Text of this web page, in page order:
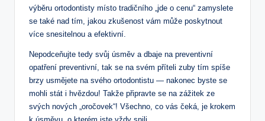
výběru ortodontisty místo tradičního „jde o cenu“ zamyslete
se také nad tím, jakou zkušenost vám může poskytnout
více snesitelnou a efektivní.
Nepodceňujte tedy svůj úsměv a dbaje na preventivní
opatření preventivní, tak se na svém příteli zuby tím spíše
brzy usmějete na svého ortodontistu — nakonec byste se
mohli stát i hvězdou! Takže připravte se na zážitek ze
svých nových „oročovek“! Všechno, co vás čeká, je krokem